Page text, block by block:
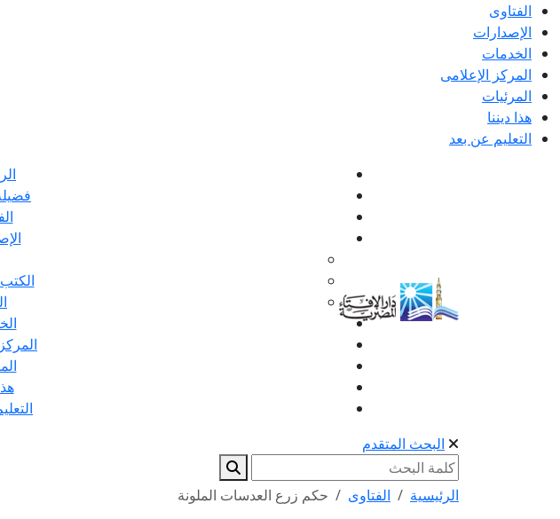
الفتاوى
الإصدارات
الخدمات
المركز الإعلامى
المرئيات
هذا ديننا
التعليم عن بعد
البحث المتقدم
الرئيسية الفتاوى حكم زرع العدسات الملونة